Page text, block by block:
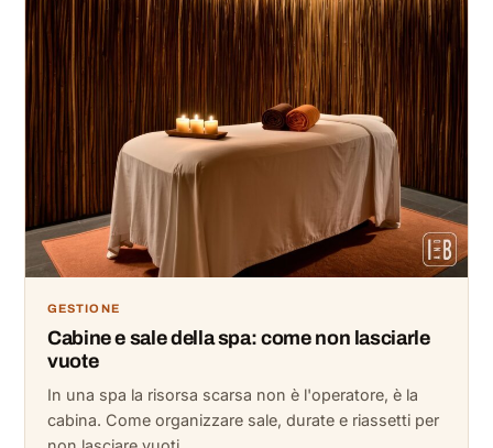
GESTIONE
Cabine e sale della spa: come non lasciarle
vuote
In una spa la risorsa scarsa non è l'operatore, è la
cabina. Come organizzare sale, durate e riassetti per